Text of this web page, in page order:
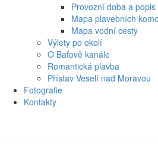
Provozní doba a
Mapa plavebních
Mapa vodní cesty
Výlety po okolí
O Baťově kanále
Romantická plavba
Přístav Veselí nad Moravou
Fotografie
Kontakty